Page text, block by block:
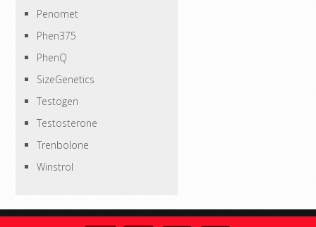
Penomet
Phen375
PhenQ
SizeGenetics
Testogen
Testosterone
Trenbolone
Winstrol